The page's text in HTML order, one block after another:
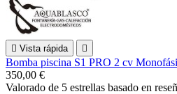
 Vista rápida 
Bomba piscina S1 PRO 2 cv
350,00 €
Valorado de 5 estrellas basado en